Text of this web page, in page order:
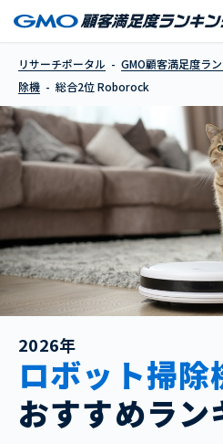
リサーチポータル GMO顧客満足度ラ
除機
総合2位 Roborock
2026年
ロボット掃除
おすすめラン